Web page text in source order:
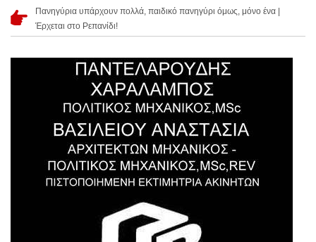
Πανηγύρια υπάρχουν πολλά, παιδικό πανηγύρι όμως, μόνο ένα |
Έρχεται στο Ρεπανίδι!